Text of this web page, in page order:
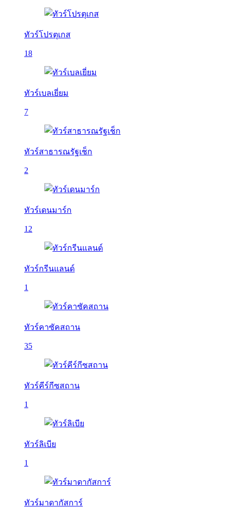
ทัวร์โปรตุเกส
18
ทัวร์เบลเยี่ยม
7
ทัวร์สาธารณรัฐเช็ก
2
ทัวร์เดนมาร์ก
12
ทัวร์กรีนแลนด์
1
ทัวร์คาซัคสถาน
35
ทัวร์คีร์กีซสถาน
1
ทัวร์ลิเบีย
1
ทัวร์มาดากัสการ์